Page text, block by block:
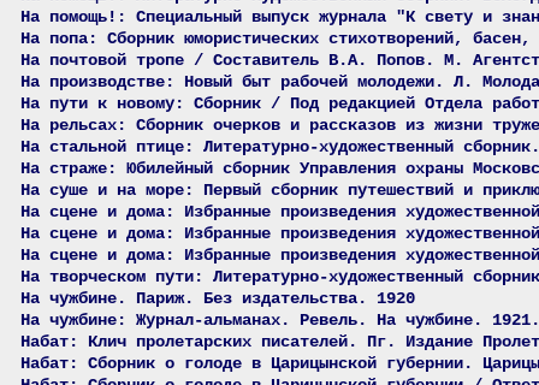
На помощь!: Специальный выпуск журнала "К свету и
На попа: Сборник юмористических стихотворений,
На почтовой тропе / Составитель В.А. Попов. М.
На производстве: Новый быт рабочей молодежи. Л.
На пути к новому: Сборник / Под редакцией Отдела
На рельсах: Сборник очерков и рассказов из жизни
На стальной птице: Литературно-художественный
На страже: Юбилейный сборник Управления охраны
На суше и на море: Первый сборник путешествий и
На сцене и дома: Избранные произведения
На сцене и дома: Избранные произведения
На сцене и дома: Избранные произведения
На творческом пути: Литературно-художественный
На чужбине. Париж. Без издательства. 1920
На чужбине: Журнал-альманах. Ревель. На чужбине.
Набат: Клич пролетарских писателей. Пг. Издание
Набат: Сборник о голоде в Царицынской губернии.